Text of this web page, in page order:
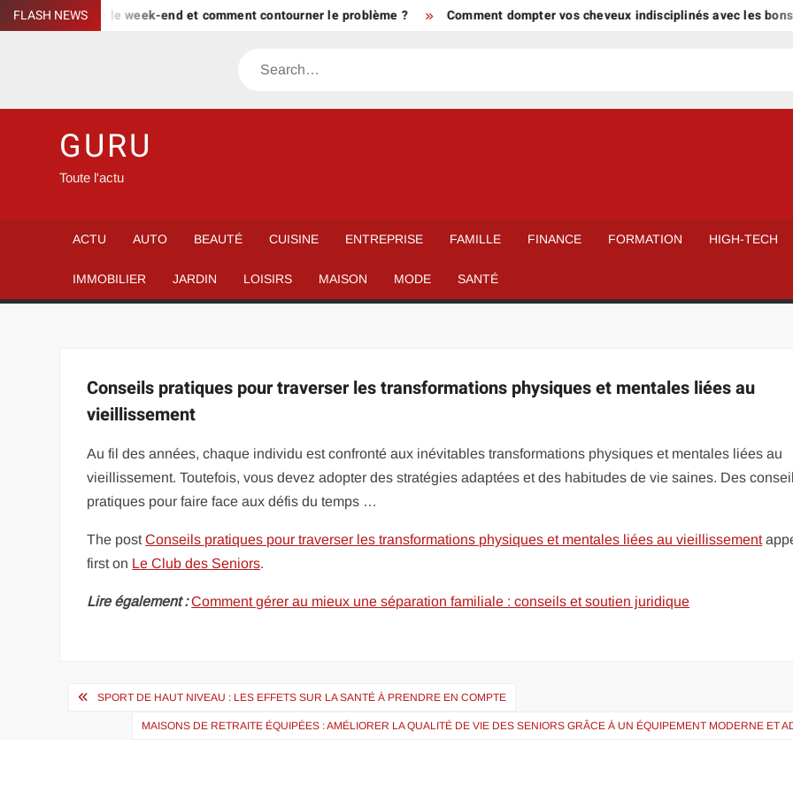
Skip
to
FLASH NEWS
est bloqué le week-end et comment contourner le problème ? Comment dompter vos cheveux indisciplinés avec les bons
Search
GURU
Toute l'actu
ACTU AUTO BEAUTÉ CUISINE ENTREPRISE FAMILLE FINANCE FORMATION HIGH-TECH
IMMOBILIER JARDIN LOISIRS MAISON MODE SANTÉ
Conseils pratiques pour traverser les transformations physiques et mentales liées au
vieillissement
Au fil des années, chaque individu est confronté aux inévitables transformations physiques et mentales liées au
vieillissement. Toutefois, vous devez adopter des stratégies adaptées et des habitudes de vie saines. Des
pratiques pour faire face aux défis du temps …
The postConseils pratiques pour traverser les transformations physiques et mentales liées au vieillissement
first on Le Club des Seniors.
Lire également : Comment gérer au mieux une séparation familiale : conseils et soutien juridique
Navigation
SPORT DE HAUT NIVEAU : LES EFFETS SUR LA SANTÉ À PRENDRE EN COMPTE
MAISONS DE RETRAITE ÉQUIPÉES : AMÉLIORER LA QUALITÉ DE VIE DES SENIORS GRÂCE À UN ÉQUIPEMENT MODERNE ET